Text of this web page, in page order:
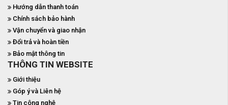
Hướng dẫn thanh toán
Chính sách bảo hành
Vận chuyển và giao nhận
Đổi trả và hoàn tiền
Bảo mật thông tin
THÔNG TIN WEBSITE
Giới thiệu
Góp ý và Liên hệ
Tin công nghệ